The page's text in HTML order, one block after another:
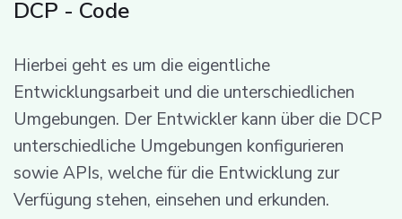
DCP - Code
Hierbei geht es um die eigentliche
Entwicklungsarbeit und die unterschiedlichen
Umgebungen. Der Entwickler kann über die DCP
unterschiedliche Umgebungen konfigurieren
sowie APIs, welche für die Entwicklung zur
Verfügung stehen, einsehen und erkunden.